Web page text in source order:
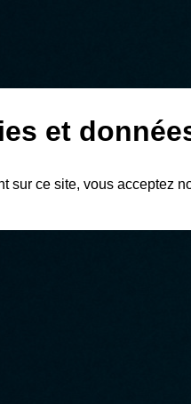
et
sur ce site, vous acceptez